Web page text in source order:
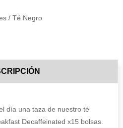
/ Té Negro
día una taza de nuestro té
Decaffeinated x15 bolsas.